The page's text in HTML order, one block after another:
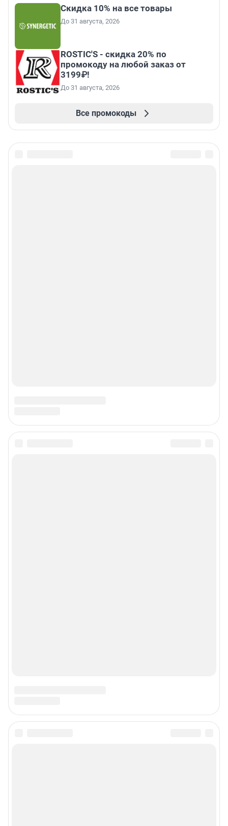
Скидка 10% на все товары
До 31 августа, 2026
ROSTIC'S - скидка 20% по
промокоду на любой заказ от
3199₽!
До 31 августа, 2026
Все промокоды